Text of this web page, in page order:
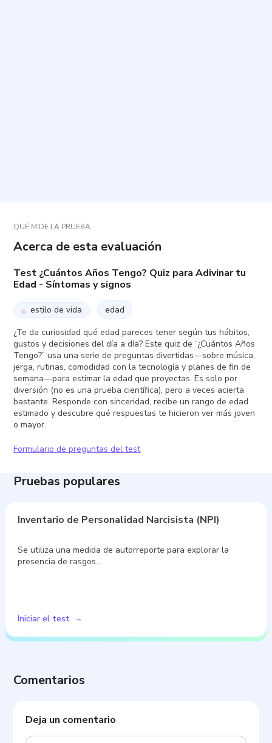
QUÉ MIDE LA PRUEBA
Acerca de esta evaluación
Test ¿Cuántos Años Tengo? Quiz para Adivinar tu
Edad - Síntomas y signos
estilo de vida
edad
¿Te da curiosidad qué edad pareces tener según tus hábitos,
gustos y decisiones del día a día? Este quiz de “¿Cuántos Años
Tengo?” usa una serie de preguntas divertidas—sobre música,
jerga, rutinas, comodidad con la tecnología y planes de fin de
semana—para estimar la edad que proyectas. Es solo por
diversión (no es una prueba científica), pero a veces acierta
bastante. Responde con sinceridad, recibe un rango de edad
estimado y descubre qué respuestas te hicieron ver más joven
o mayor.
Formulario de preguntas del test
Pruebas populares
Inventario de Personalidad Narcisista (NPI)
Se utiliza una medida de autorreporte para explorar la
presencia de rasgos…
Iniciar el test
Comentarios
Deja un comentario